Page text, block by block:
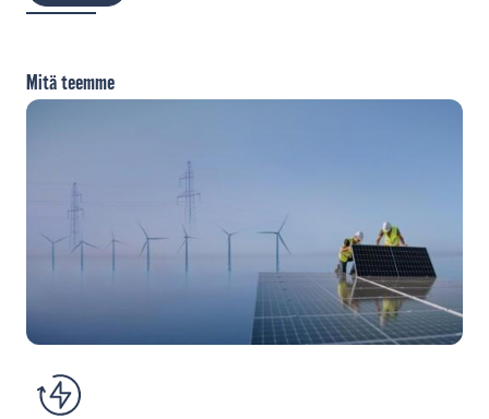
Mitä teemme